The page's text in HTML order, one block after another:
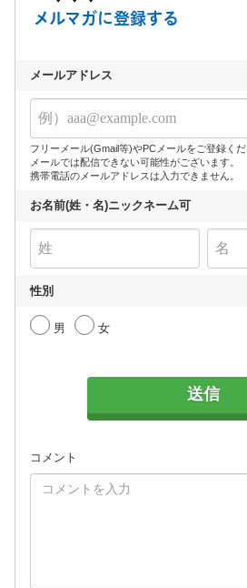
メルマガに登録する
メールアドレス
フリーメール(Gmail等)やPCメールをご登録く
メールでは配信できない可能性がございます。
携帯電話のメールアドレスは入力できません。
お名前(姓・名)ニックネーム可
性別
男 女
送信
コメント